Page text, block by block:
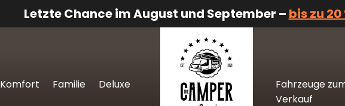
Letzte Chance im August und September – bis zu
Komfort Familie Deluxe
Fahrzeuge
Verkauf